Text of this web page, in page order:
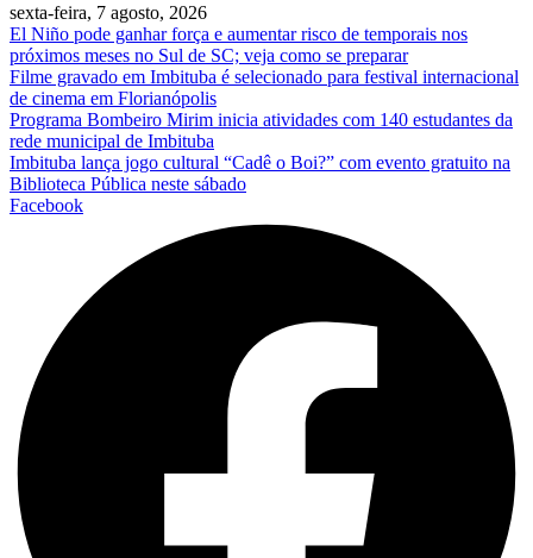
sexta-feira, 7 agosto, 2026
El Niño pode ganhar força e aumentar risco de temporais nos
próximos meses no Sul de SC; veja como se preparar
Filme gravado em Imbituba é selecionado para festival internacional
de cinema em Florianópolis
Programa Bombeiro Mirim inicia atividades com 140 estudantes da
rede municipal de Imbituba
Imbituba lança jogo cultural “Cadê o Boi?” com evento gratuito na
Biblioteca Pública neste sábado
Facebook